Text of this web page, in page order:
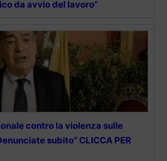
da avvio del lavoro”
contro la violenza sulle
subito” CLICCA PER